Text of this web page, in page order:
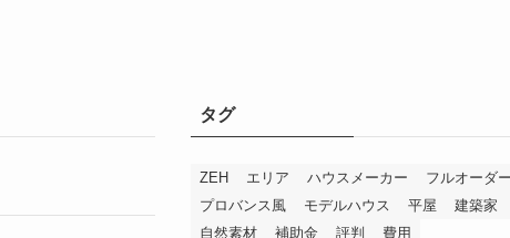
タグ
ZEH エリア ハウスメーカー
フルオーダー
プロバンス風
モデルハウス 平屋 建築家
自然素材
補助金 評判 費用